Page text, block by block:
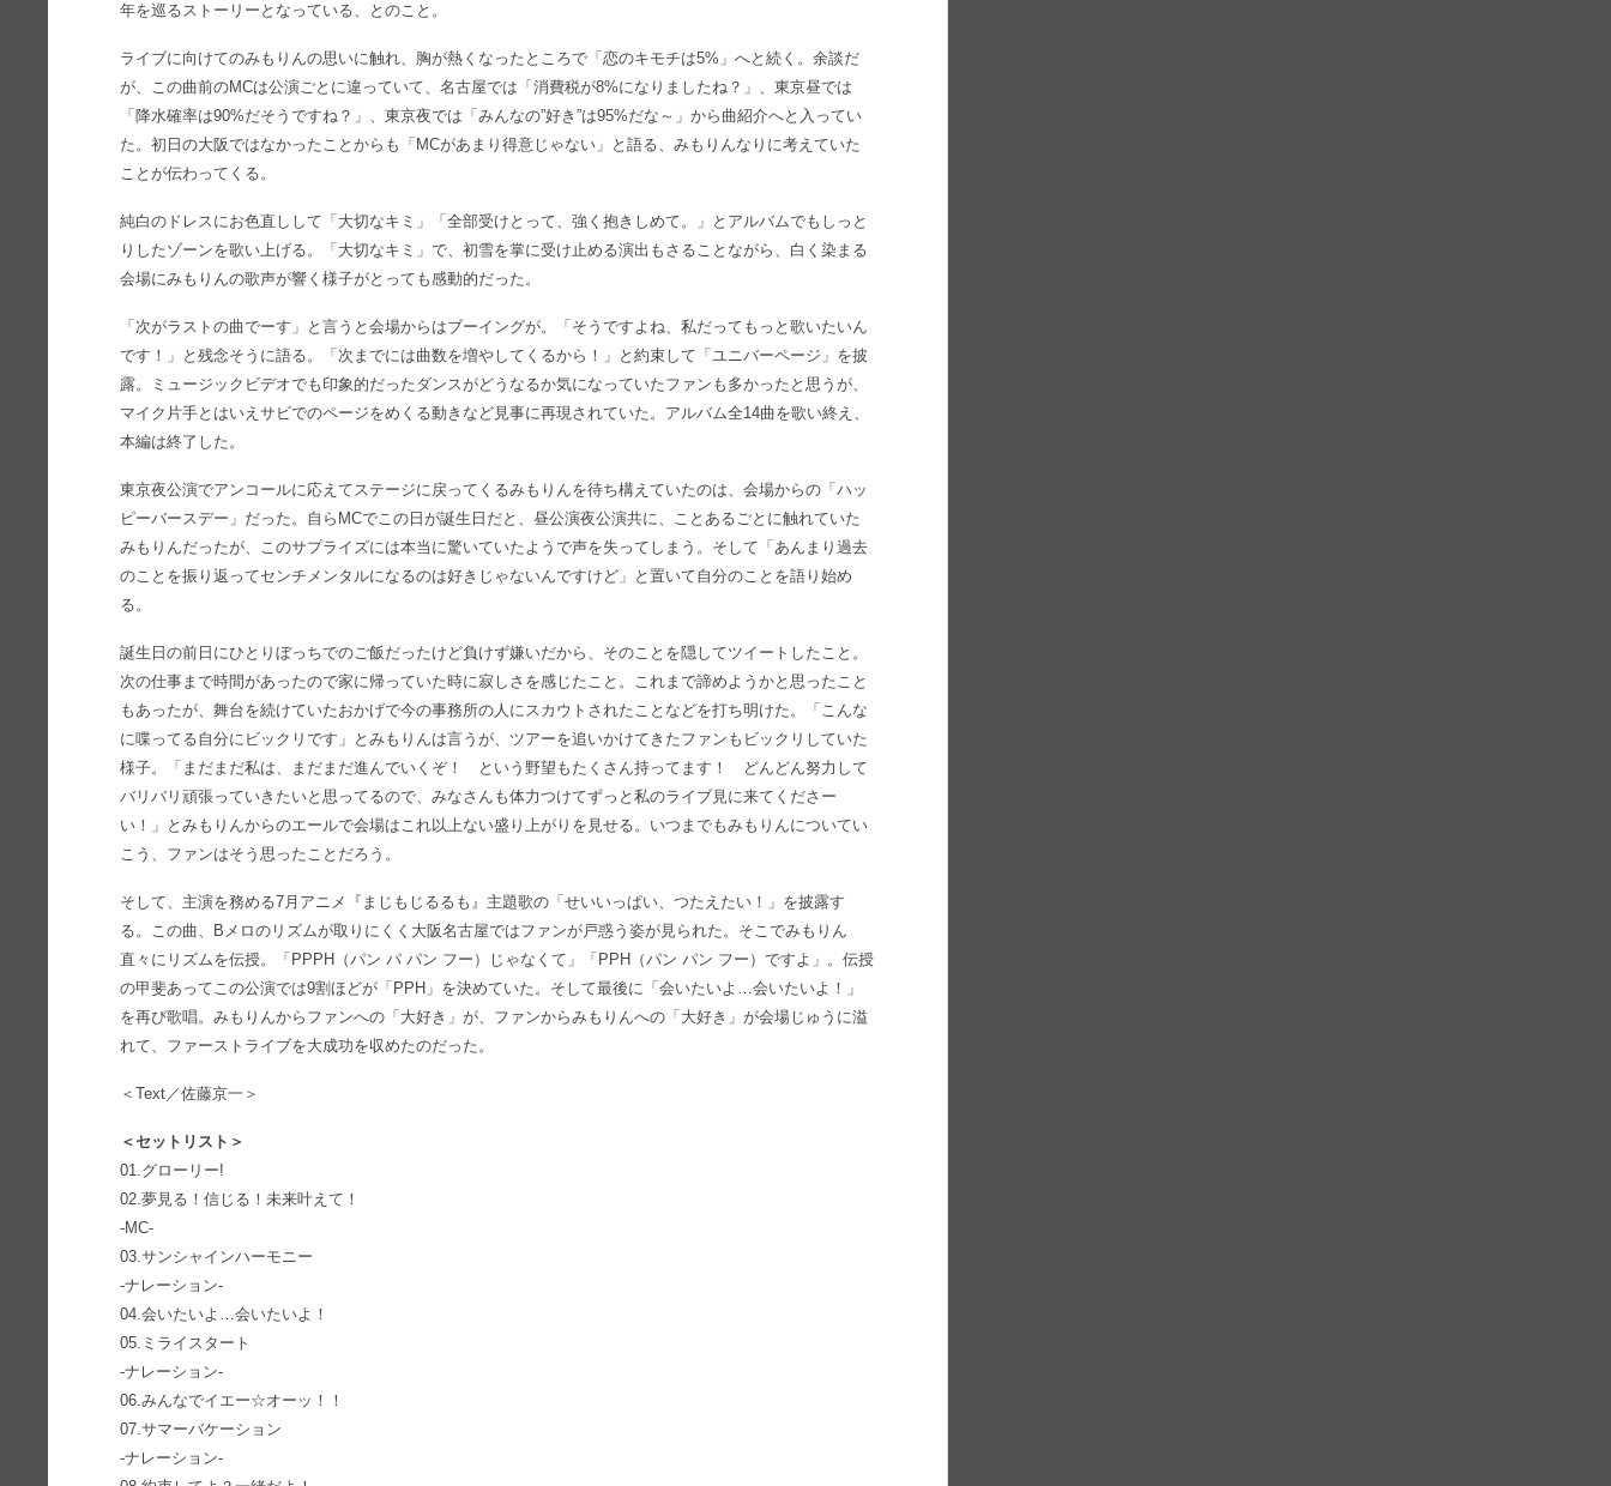
年を巡るストーリーとなっている、とのこと。
ライブに向けてのみもりんの思いに触れ、胸が熱くなったところで「恋のキモチは5%」へと続く。余談だ
が、この曲前のMCは公演ごとに違っていて、名古屋では「消費税が8%になりましたね？」、東京昼では
「降水確率は90%だそうですね？」、東京夜では「みんなの”好き”は95%だな～」から曲紹介へと入ってい
た。初日の大阪ではなかったことからも「MCがあまり得意じゃない」と語る、みもりんなりに考えていた
ことが伝わってくる。
純白のドレスにお色直しして「大切なキミ」「全部受けとって、強く抱きしめて。」とアルバムでもしっと
りしたゾーンを歌い上げる。「大切なキミ」で、初雪を掌に受け止める演出もさることながら、白く染まる
会場にみもりんの歌声が響く様子がとっても感動的だった。
「次がラストの曲でーす」と言うと会場からはブーイングが。「そうですよね、私だってもっと歌いたいん
です！」と残念そうに語る。「次までには曲数を増やしてくるから！」と約束して「ユニバーページ」を披
露。ミュージックビデオでも印象的だったダンスがどうなるか気になっていたファンも多かったと思うが、
マイク片手とはいえサビでのページをめくる動きなど見事に再現されていた。アルバム全14曲を歌い終え、
本編は終了した。
東京夜公演でアンコールに応えてステージに戻ってくるみもりんを待ち構えていたのは、会場からの「ハッ
ピーバースデー」だった。自らMCでこの日が誕生日だと、昼公演夜公演共に、ことあるごとに触れていた
みもりんだったが、このサプライズには本当に驚いていたようで声を失ってしまう。そして「あんまり過去
のことを振り返ってセンチメンタルになるのは好きじゃないんですけど」と置いて自分のことを語り始め
る。
誕生日の前日にひとりぼっちでのご飯だったけど負けず嫌いだから、そのことを隠してツイートしたこと。
次の仕事まで時間があったので家に帰っていた時に寂しさを感じたこと。これまで諦めようかと思ったこと
もあったが、舞台を続けていたおかげで今の事務所の人にスカウトされたことなどを打ち明けた。「こんな
に喋ってる自分にビックリです」とみもりんは言うが、ツアーを追いかけてきたファンもビックリしていた
様子。「まだまだ私は、まだまだ進んでいくぞ！ という野望もたくさん持ってます！ どんどん努力して
バリバリ頑張っていきたいと思ってるので、みなさんも体力つけてずっと私のライブ見に来てくださー
い！」とみもりんからのエールで会場はこれ以上ない盛り上がりを見せる。いつまでもみもりんについてい
こう、ファンはそう思ったことだろう。
そして、主演を務める7月アニメ『まじもじるるも』主題歌の「せいいっぱい、つたえたい！」を披露す
る。この曲、Bメロのリズムが取りにくく大阪名古屋ではファンが戸惑う姿が見られた。そこでみもりん
直々にリズムを伝授。「PPPH（パン パ パン フー）じゃなくて」「PPH（パン パン フー）ですよ」。伝授
の甲斐あってこの公演では9割ほどが「PPH」を決めていた。そして最後に「会いたいよ…会いたいよ！」
を再び歌唱。みもりんからファンへの「大好き」が、ファンからみもりんへの「大好き」が会場じゅうに溢
れて、ファーストライブを大成功を収めたのだった。
＜Text／佐藤京一＞
＜セットリスト＞
01.グローリー!
02.夢見る！信じる！未来叶えて！
-MC-
03.サンシャインハーモニー
-ナレーション-
04.会いたいよ…会いたいよ！
05.ミライスタート
-ナレーション-
06.みんなでイエー☆オーッ！！
07.サマーバケーション
-ナレーション-